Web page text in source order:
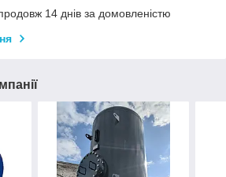
14 днів за домовленістю